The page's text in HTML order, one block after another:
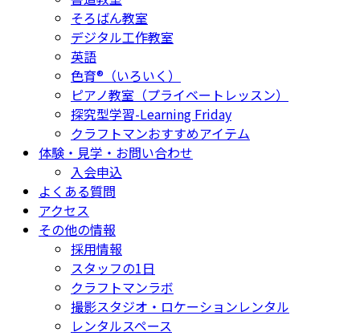
そろばん教室
デジタル工作教室
英語
色育®（いろいく）
ピアノ教室（プライベートレッスン）
探究型学習-Learning Friday
クラフトマンおすすめアイテム
体験・見学・お問い合わせ
入会申込
よくある質問
アクセス
その他の情報
採用情報
スタッフの1日
クラフトマンラボ
撮影スタジオ・ロケーションレンタル
レンタルスペース